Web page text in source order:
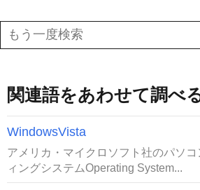
関連語をあわせて調べ
WindowsVista
アメリカ・マイクロソフト社のパソ
ィングシステムOperating System...